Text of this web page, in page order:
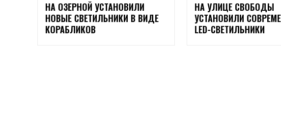
НА ОЗЕРНОЙ УСТАНОВИЛИ
НОВЫЕ СВЕТИЛЬНИКИ В ВИДЕ
КОРАБЛИКОВ
НА УЛИЦЕ СВОБОДЫ
УСТАНОВИЛИ
LED-СВЕТИЛЬНИКИ